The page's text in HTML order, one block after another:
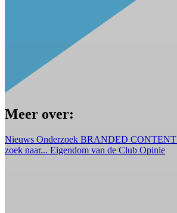
Meer over:
Nieuws Onderzoek BRANDED CONTENT
zoek naar... Eigendom van de Club Opinie